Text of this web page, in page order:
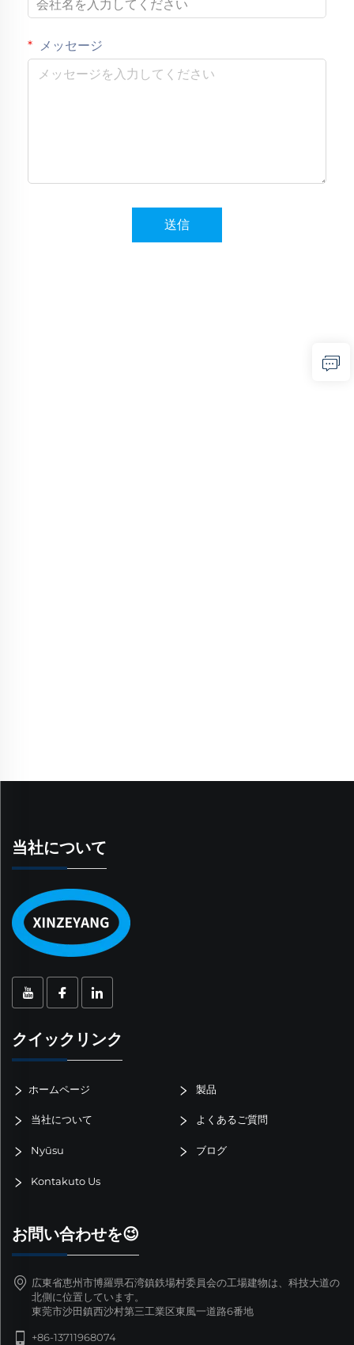
メッセージ
送信
当社について
クイックリンク
ホームページ 製品
当社について よくあるご質問
Nyūsu ブログ
Kontakuto Us
お問い合わせを😉
広東省恵州市博羅県石湾鎮鉄場村委員会の工場建物は、科技大道の
北側に位置しています。
東莞市沙田鎮西沙村第三工業区東風一道路6番地
+86-13711968074